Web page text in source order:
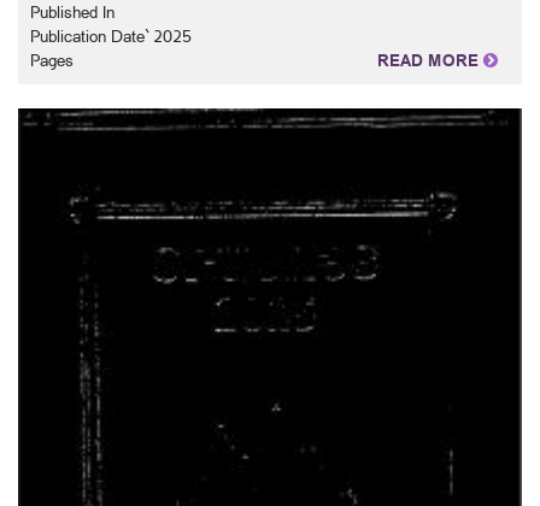
Published In
Publication Date` 2025
Pages
READ MORE